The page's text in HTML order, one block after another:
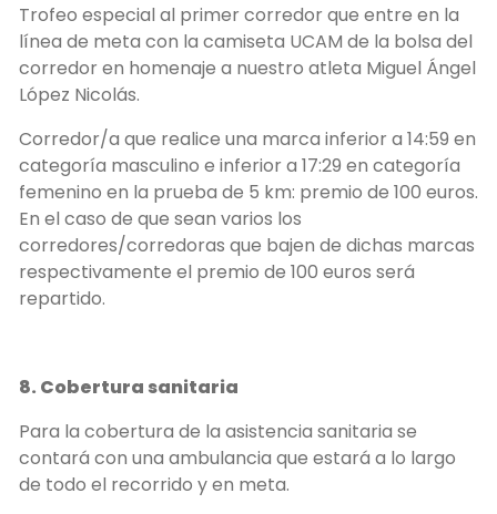
Trofeo especial al primer corredor que entre en la
línea de meta con la camiseta UCAM de la bolsa del
corredor en homenaje a nuestro atleta Miguel Ángel
López Nicolás.
Corredor/a que realice una marca inferior a 14:59 en
categoría masculino e inferior a 17:29 en categoría
femenino en la prueba de 5 km: premio de 100 euros.
En el caso de que sean varios los
corredores/corredoras que bajen de dichas marcas
respectivamente el premio de 100 euros será
repartido.
8. Cobertura sanitaria
Para la cobertura de la asistencia sanitaria se
contará con una ambulancia que estará a lo largo
de todo el recorrido y en meta.